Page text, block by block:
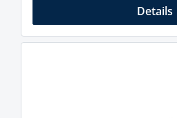
Details